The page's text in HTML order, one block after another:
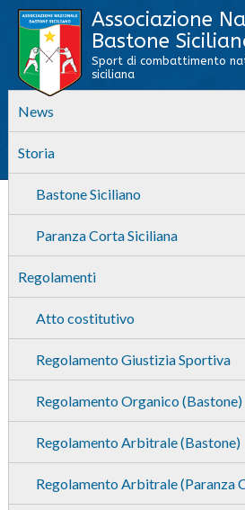
Associazione
Bastone
Sport di combattimento
siciliana
News
Storia
Bastone Siciliano
Paranza Corta Siciliana
Regolamenti
Atto costitutivo
Regolamento Giustizia Sportiva
Regolamento Organico (Bastone)
Regolamento Arbitrale (Bastone)
Regolamento Arbitrale (Paranza